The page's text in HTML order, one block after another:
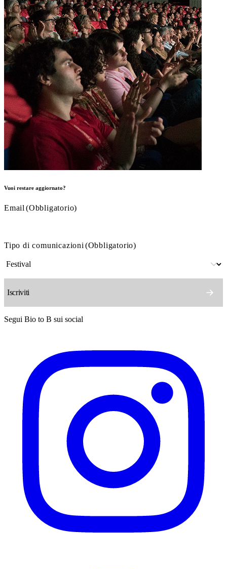
Vuoi restare aggiornato?
Email (Obbligatorio)
Tipo di comunicazioni (Obbligatorio)
Segui Bio to B sui social